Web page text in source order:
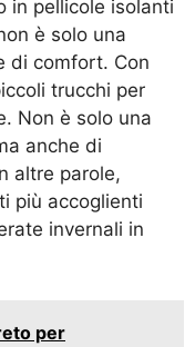
in pellicole isolanti
è solo una
di comfort. Con
trucchi per
Non è solo una
anche di
altre parole,
più accoglienti
invernali in
per